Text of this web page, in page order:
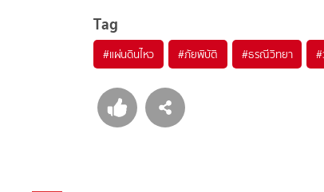
Tag
#แผ่นดินไหว #ภัยพิบัติ #ธรณีวิทยา #